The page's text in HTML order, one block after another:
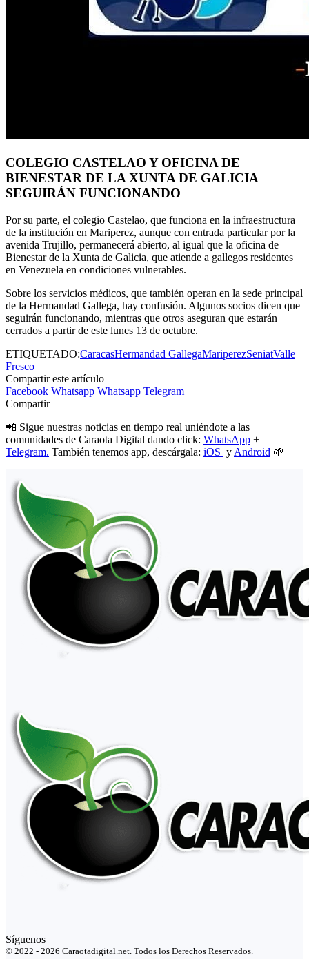
COLEGIO CASTELAO Y OFICINA DE
BIENESTAR DE LA XUNTA DE GALICIA
SEGUIRÁN FUNCIONANDO
Por su parte, el colegio Castelao, que funciona en la infraestructura
de la institución en Mariperez, aunque con entrada particular por la
avenida Trujillo, permanecerá abierto, al igual que la oficina de
Bienestar de la Xunta de Galicia, que atiende a gallegos residentes
en Venezuela en condiciones vulnerables.
Sobre los servicios médicos, que también operan en la sede principal
de la Hermandad Gallega, hay confusión. Algunos socios dicen que
seguirán funcionando, mientras que otros aseguran que estarán
cerrados a partir de este lunes 13 de octubre.
ETIQUETADO:CaracasHermandad GallegaMariperezSeniatValle
Fresco
Compartir este artículo
Facebook Whatsapp Whatsapp Telegram
Compartir
📲 Sigue nuestras noticias en tiempo real uniéndote a las
comunidades de Caraota Digital dando click: WhatsApp +
Telegram. También tenemos app, descárgala: iOS y Android 🌱
Síguenos
© 2022 - 2026 Caraotadigital.net. Todos los Derechos Reservados.